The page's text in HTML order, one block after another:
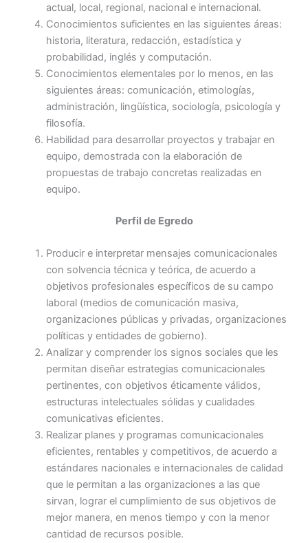
actual, local, regional, nacional e internacional.
Conocimientos suficientes en las siguientes áreas:
historia, literatura, redacción, estadística y
probabilidad, inglés y computación.
Conocimientos elementales por lo menos, en las
siguientes áreas: comunicación, etimologías,
administración, lingüística, sociología, psicología y
filosofía.
Habilidad para desarrollar proyectos y trabajar en
equipo, demostrada con la elaboración de
propuestas de trabajo concretas realizadas en
equipo.
Perfil de Egredo
Producir e interpretar mensajes comunicacionales
con solvencia técnica y teórica, de acuerdo a
objetivos profesionales específicos de su campo
laboral (medios de comunicación masiva,
organizaciones públicas y privadas, organizaciones
políticas y entidades de gobierno).
Analizar y comprender los signos sociales que les
permitan diseñar estrategias comunicacionales
pertinentes, con objetivos éticamente válidos,
estructuras intelectuales sólidas y cualidades
comunicativas eficientes.
Realizar planes y programas comunicacionales
eficientes, rentables y competitivos, de acuerdo a
estándares nacionales e internacionales de calidad
que le permitan a las organizaciones a las que
sirvan, lograr el cumplimiento de sus objetivos de
mejor manera, en menos tiempo y con la menor
cantidad de recursos posible.